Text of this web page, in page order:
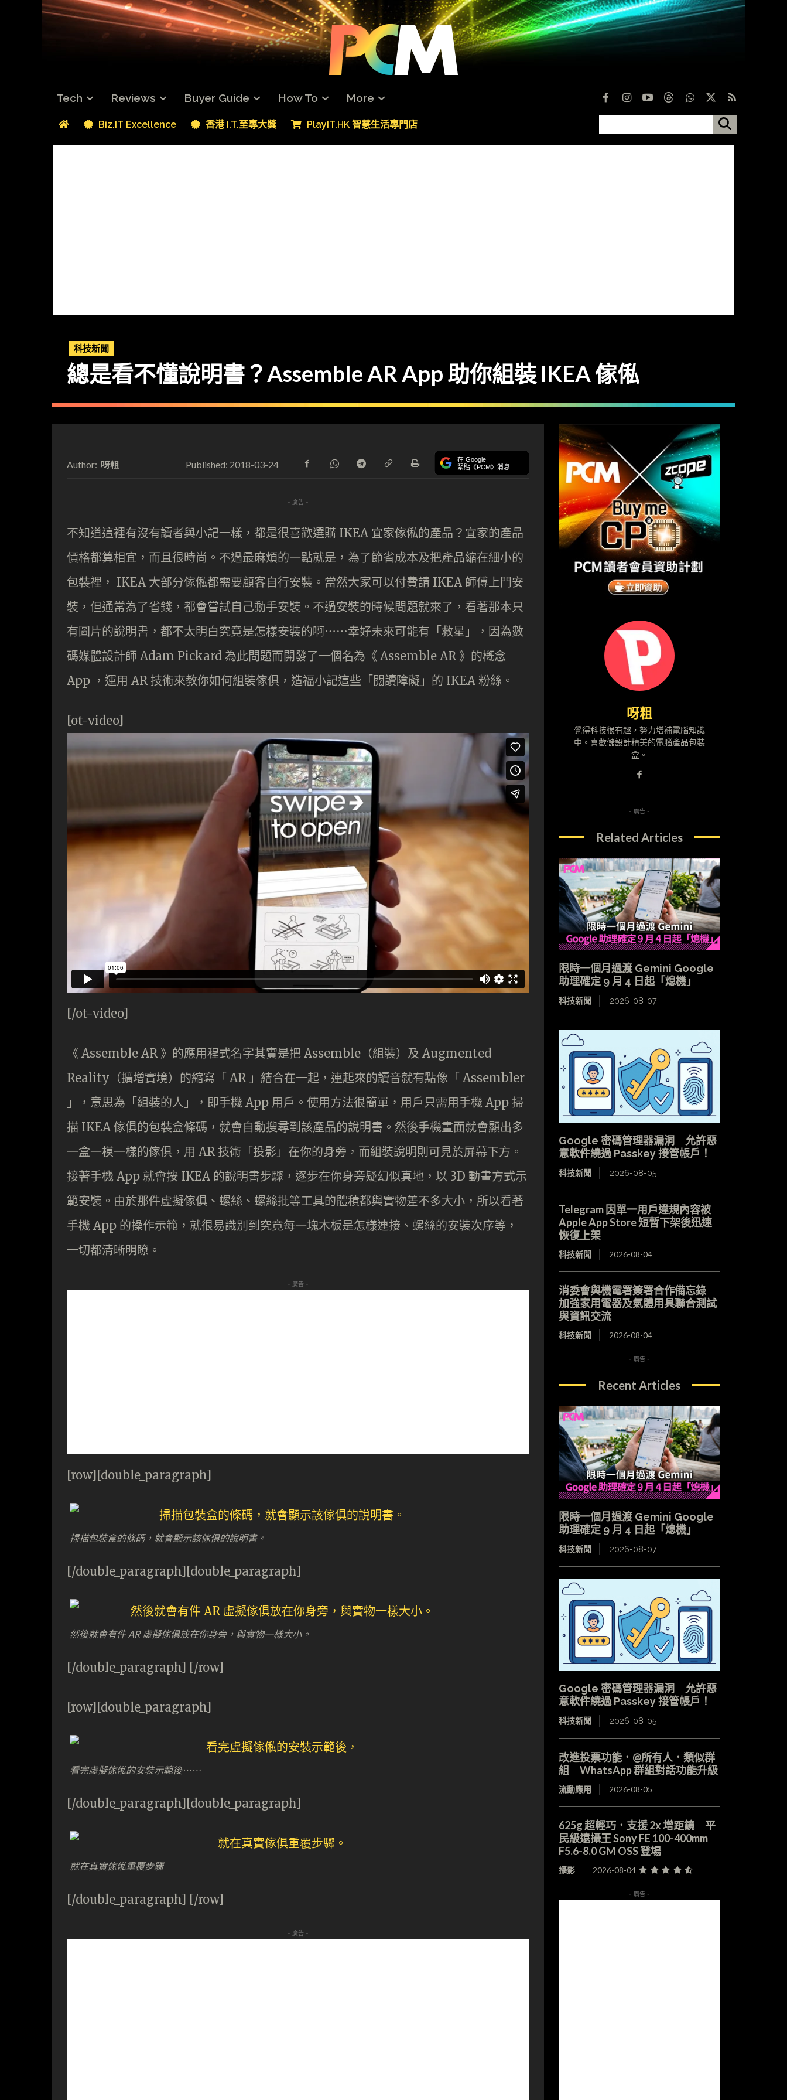
Tech Reviews Buyer Guide How To More
Biz.IT Excellence 香港 I.T.至專大獎 PlayIT.HK 智慧生活專門店
科技新聞
總是看不懂說明書？Assemble AR App 助你組裝 IKEA 傢俬
Author: 呀粗 Published: 2018-03-24 在 Google
緊貼《PCM》消息
- 廣告 -
不知道這裡有沒有讀者與小記一樣，都是很喜歡選購 IKEA 宜家傢俬的產品？宜家的產品
價格都算相宜，而且很時尚。不過最麻煩的一點就是，為了節省成本及把產品縮在細小的
包裝裡， IKEA 大部分傢俬都需要顧客自行安裝。當然大家可以付費請 IKEA 師傅上門安
裝，但通常為了省錢，都會嘗試自己動手安裝。不過安裝的時候問題就來了，看著那本只
有圖片的說明書，都不太明白究竟是怎樣安裝的啊⋯⋯幸好未來可能有「救星」，因為數
碼媒體設計師 Adam Pickard 為此問題而開發了一個名為《 Assemble AR 》的槪念
App ，運用 AR 技術來教你如何組裝傢俱，造福小記這些「閱讀障礙」的 IKEA 粉絲。
[ot-video]
[/ot-video]
《 Assemble AR 》的應用程式名字其實是把 Assemble（組裝）及 Augmented
Reality（擴增實境）的縮寫「 AR 」結合在一起，連起來的讀音就有點像「 Assembler
」，意思為「組裝的人」，即手機 App 用戶。使用方法很簡單，用戶只需用手機 App 掃
描 IKEA 傢俱的包裝盒條碼，就會自動搜尋到該產品的說明書。然後手機畫面就會顯出多
一盒一模一樣的傢俱，用 AR 技術「投影」在你的身旁，而組裝說明則可見於屏幕下方。
接著手機 App 就會按 IKEA 的說明書步驟，逐步在你身旁疑幻似真地，以 3D 動畫方式示
範安裝。由於那件虛擬傢俱、螺絲、螺絲批等工具的體積都與實物差不多大小，所以看著
手機 App 的操作示範，就很易識別到究竟每一塊木板是怎樣連接、螺絲的安裝次序等，
一切都清晰明瞭。
- 廣告 -
[row][double_paragraph]
掃描包裝盒的條碼，就會顯示該傢俱的說明書。
[/double_paragraph][double_paragraph]
然後就會有件 AR 虛擬傢俱放在你身旁，與實物一樣大小。
[/double_paragraph] [/row]
[row][double_paragraph]
看完虛擬傢俬的安裝示範後⋯⋯
[/double_paragraph][double_paragraph]
就在真實傢俬重覆步驟
[/double_paragraph] [/row]
- 廣告 -
呀粗
覺得科技很有趣，努力增補電腦知識
中。喜歡儲設計精美的電腦產品包裝
盒。
- 廣告 -
Related Articles
限時一個月過渡 Gemini Google
助理確定 9 月 4 日起「熄機」
科技新聞 2026-08-07
Google 密碼管理器漏洞 允許惡
意軟件繞過 Passkey 接管帳戶！
科技新聞 2026-08-05
Telegram 因單一用戶違規內容被
Apple App Store 短暫下架後迅速
恢復上架
科技新聞 2026-08-04
消委會與機電署簽署合作備忘錄
加強家用電器及氣體用具聯合測試
與資訊交流
科技新聞 2026-08-04
- 廣告 -
Recent Articles
限時一個月過渡 Gemini Google
助理確定 9 月 4 日起「熄機」
科技新聞 2026-08-07
Google 密碼管理器漏洞 允許惡
意軟件繞過 Passkey 接管帳戶！
科技新聞 2026-08-05
改進投票功能．@所有人．類似群
組 WhatsApp 群組對話功能升級
流動應用 2026-08-05
625g 超輕巧．支援 2x 增距鏡 平
民級遠攝王 Sony FE 100-400mm
F5.6-8.0 GM OSS 登場
攝影 2026-08-04
- 廣告 -